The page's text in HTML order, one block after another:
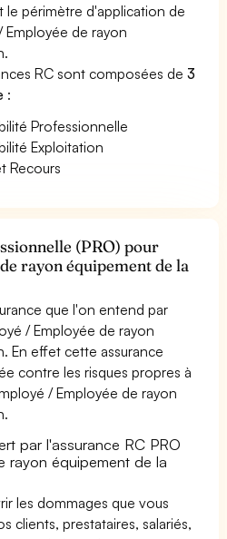
périmètre d'application de
Employée de rayon
RC sont composées de3
:
Professionnelle
Exploitation
Recours
(PRO) pour
rayon équipement de la
que l'on entend par
/ Employée de rayon
En effet cette assurance
contre les risques propres à
/ Employée de rayon
par l'assurance RC PRO
rayon équipement de la
les dommages que vous
clients, prestataires, salariés,